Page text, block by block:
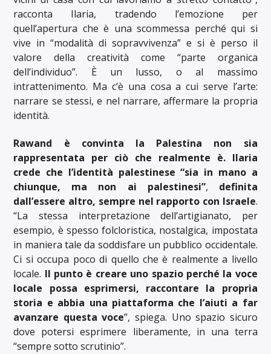
racconta Ilaria, tradendo l’emozione per
quell’apertura che è una scommessa perché qui si
vive in “modalità di sopravvivenza” e si è perso il
valore della creatività come “parte organica
dell’individuo”. È un lusso, o al massimo
intrattenimento. Ma c’è una cosa a cui serve l’arte:
narrare se stessi, e nel narrare, affermare la propria
identità.
Rawand è convinta la Palestina non sia
rappresentata per ciò che realmente è. Ilaria
crede che l’identità palestinese “sia in mano a
chiunque, ma non ai palestinesi”, definita
dall’essere altro, sempre nel rapporto con Israele.
“La stessa interpretazione dell’artigianato, per
esempio, è spesso folcloristica, nostalgica, impostata
in maniera tale da soddisfare un pubblico occidentale.
Ci si occupa poco di quello che è realmente a livello
locale. Il punto è creare uno spazio perché la voce
locale possa esprimersi, raccontare la propria
storia e abbia una piattaforma che l’aiuti a far
avanzare questa voce”, spiega. Uno spazio sicuro
dove potersi esprimere liberamente, in una terra
“sempre sotto scrutinio”.